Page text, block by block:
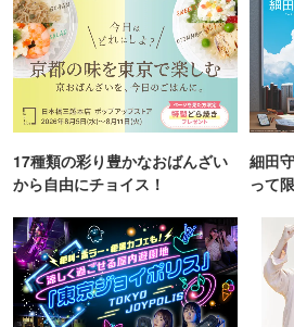
17種類の彩り豊かなおばんざい
から自由にチョイス！
細田
って